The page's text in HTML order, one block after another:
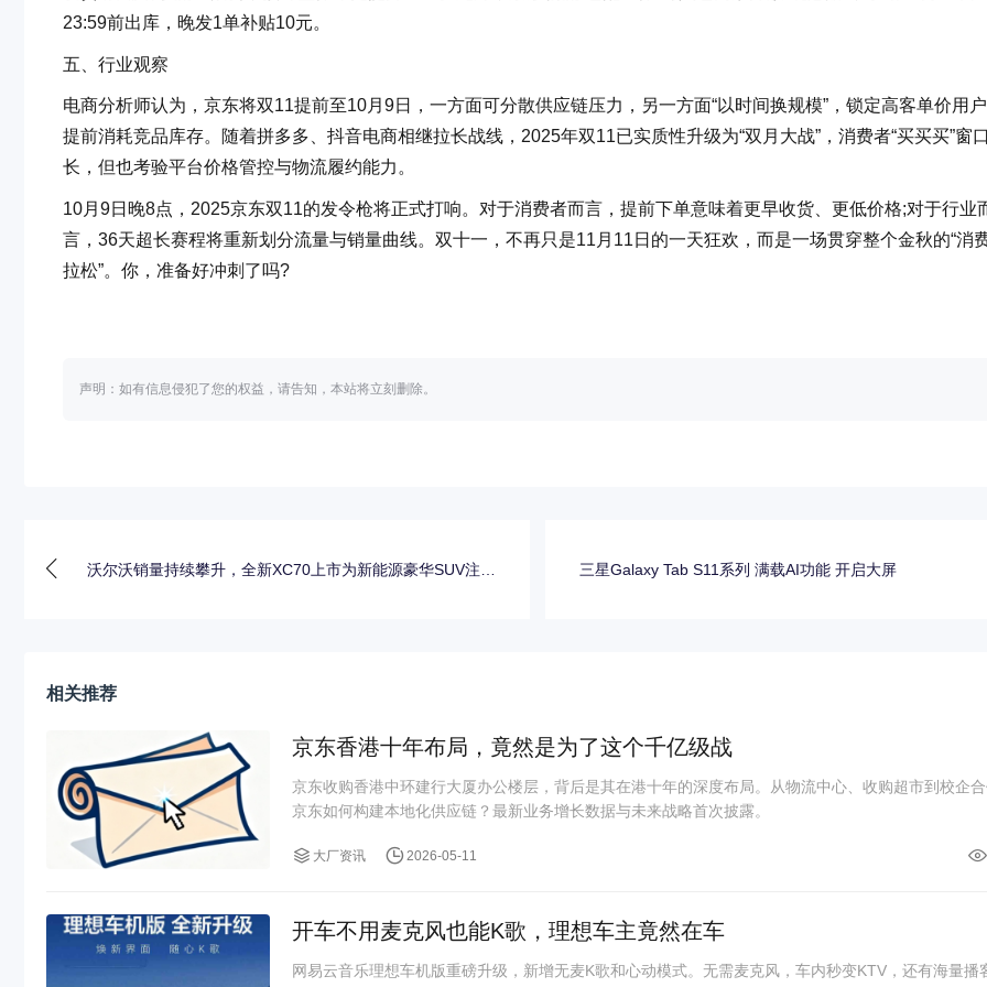
23:59前出库，晚发1单补贴10元。
五、行业观察
电商分析师认为，京东将双11提前至10月9日，一方面可分散供应链压力，另一方面“以时间换规模”，锁定高客单价用户
提前消耗竞品库存。随着拼多多、抖音电商相继拉长战线，2025年双11已实质性升级为“双月大战”，消费者“买买买”窗
长，但也考验平台价格管控与物流履约能力。
10月9日晚8点，2025京东双11的发令枪将正式打响。对于消费者而言，提前下单意味着更早收货、更低价格;对于行业
言，36天超长赛程将重新划分流量与销量曲线。双十一，不再只是11月11日的一天狂欢，而是一场贯穿整个金秋的“消
拉松”。你，准备好冲刺了吗?
声明：如有信息侵犯了您的权益，请告知，本站将立刻删除。
沃尔沃销量持续攀升，全新XC70上市为新能源豪华SUV注入
三星Galaxy Tab S11系列 满载AI功能 开启大屏
相关推荐
京东香港十年布局，竟然是为了这个千亿级战
京东收购香港中环建行大厦办公楼层，背后是其在港十年的深度布局。从物流中心、收购超市到校企合
京东如何构建本地化供应链？最新业务增长数据与未来战略首次披露。
大厂资讯 2026-05-11
开车不用麦克风也能K歌，理想车主竟然在车
网易云音乐理想车机版重磅升级，新增无麦K歌和心动模式。无需麦克风，车内秒变KTV，还有海量播